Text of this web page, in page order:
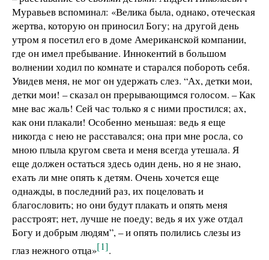
Муравьев вспоминал: «Велика была, однако, отеческая
жертва, которую он приносил Богу; на другой день
утром я посетил его в доме Американской компании,
где он имел пребывание. Иннокентий в большом
волнении ходил по комнате и старался побороть себя.
Увидев меня, не мог он удержать слез. “Ах, детки мои,
детки мои! – сказал он прерывающимся голосом. – Как
мне вас жаль! Сей час только я с ними простился; ах,
как они плакали! Особенно меньшая: ведь я еще
никогда с нею не расставался; она при мне росла, со
мною плыла кругом света и меня всегда утешала. Я
еще должен остаться здесь один день, но я не знаю,
ехать ли мне опять к детям. Очень хочется еще
однажды, в последний раз, их поцеловать и
благословить; но они будут плакать и опять меня
расстроят; нет, лучше не поеду; ведь я их уже отдал
Богу и добрым людям”, – и опять полились слезы из
глаз нежного отца»[1].